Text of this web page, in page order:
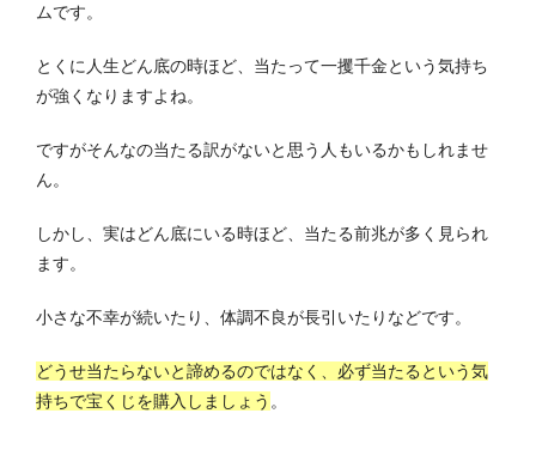
ムです。
とくに人生どん底の時ほど、当たって一攫千金という気持ち
が強くなりますよね。
ですがそんなの当たる訳がないと思う人もいるかもしれませ
ん。
しかし、実はどん底にいる時ほど、当たる前兆が多く見られ
ます。
小さな不幸が続いたり、体調不良が長引いたりなどです。
どうせ当たらないと諦めるのではなく、必ず当たるという気
持ちで宝くじを購入しましょう 。